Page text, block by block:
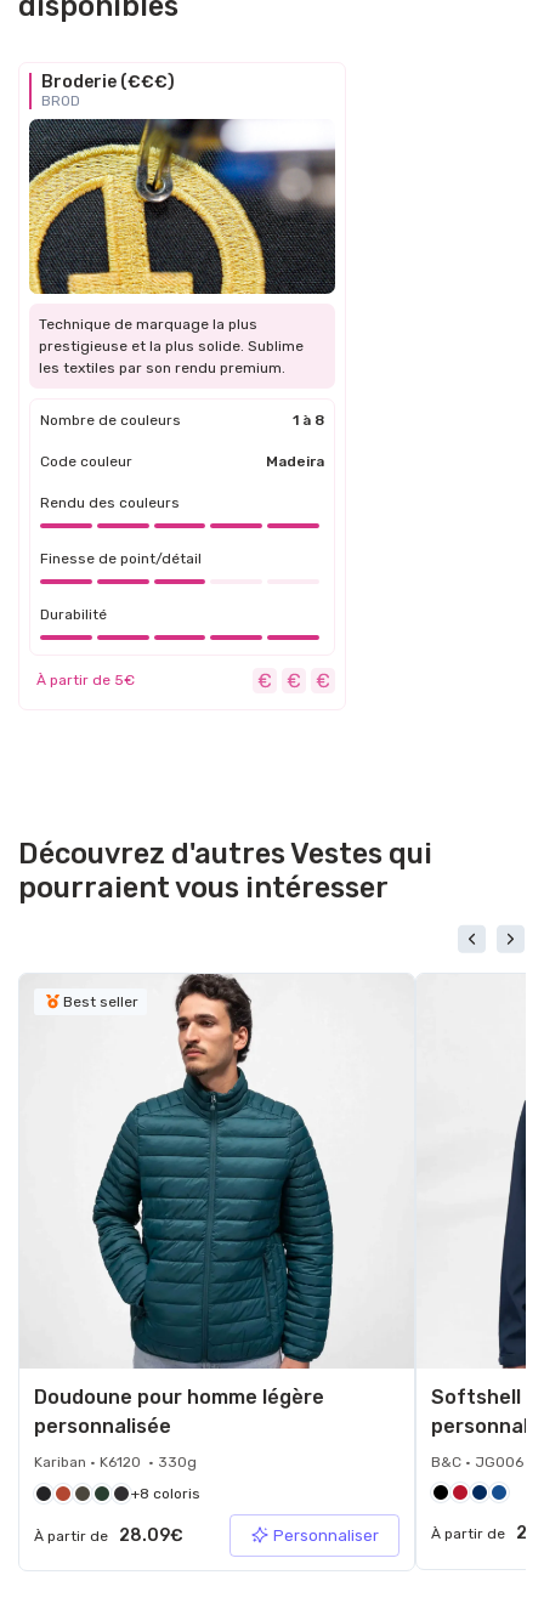
Broderie (€€€)
BROD
Technique de marquage la plus
prestigieuse et la plus solide. Sublime
les textiles par son rendu premium.
Nombre de couleurs 1 à 8
Code couleur Madeira
Rendu des couleurs
Finesse de point/détail
Durabilité
À partir de 5€
Découvrez d'autres Vestes qui
pourraient vous intéresser
Best seller
Doudoune pour homme légère
personnalisée
Kariban • K6120 • 330g
+8 coloris
À partir de 28.09€ Personnaliser
Softshell
B&C • JG006 •
À partir de